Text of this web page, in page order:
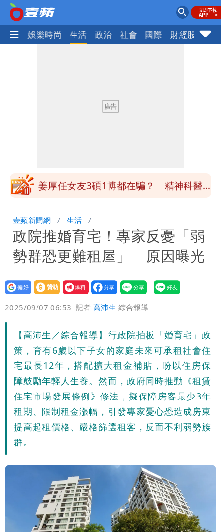
熱門 娛樂時尚 生活 政治 社會 國際 財經股市
小三傳言：你在講三小？
姜厚任女友3碩1博都在騙？ 精神科醫
孫戀」 75歲男星傻淪小王一場空
離核戰更近？美軍擬鬆綁川普動用戰術性
核武
白海豚走後 西南季風全面接管！未來一
周溼答答
Tim哥慘成淹水戶 貨物及電腦全泡水！
他崩潰喊完蛋
黑面嫁女席開200桌搞成演唱會 她嫌高
調轉為感動「這是他愛我的方式」
以色列媒體驚爆：伊朗最高領袖緊急送醫
台北山區升級「大豪雨」！基隆北海岸逢
大潮 恐海水倒灌
澎湖13兒女擠住10坪屋 媽帶補助款離
家！縣府出手了
經紀人強吻女藝人「我又沒伸舌頭」 連
法官都怒了：相當噁心
桃園復興宣布今停班課！全台放假情形一
錯有那麼難嗎？
颱風相當有感！海警持續到明晨 北部風
雨這時才變小
五月天冠佑20歲女兒「遭AI假造不雅影
壹蘋新聞網 生活
政院推婚育宅！專家反憂「弱
勢群恐更難租屋」 原因曝光
設為
贊助
我要
爆料
2025/09/07 06:53 記者高沛生 綜合報導
【高沛生／綜合報導】行政院拍板「婚育宅」政
策，育有6歲以下子女的家庭未來可承租社會住
宅最長12年，搭配擴大租金補貼，盼以住房保
障鼓勵年輕人生養。然而，政府同時推動《租賃
住宅市場發展條例》修法，擬保障房客最少3年
租期、限制租金漲幅，引發專家憂心恐造成房東
提高起租價格、嚴格篩選租客，反而不利弱勢族
群。